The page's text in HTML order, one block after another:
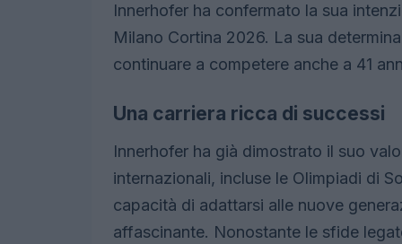
Innerhofer ha confermato la sua
Milano Cortina 2026. La sua
continuare a competere anche a 41
Una carriera ricca di successi
Innerhofer ha già dimostrato il suo
internazionali, incluse le Olimpiadi di
capacità di adattarsi alle nuove
affascinante. Nonostante le sfide